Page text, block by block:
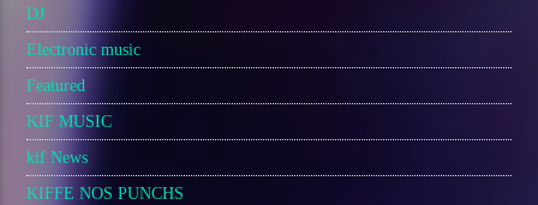
DJ
Electronic music
Featured
KIF MUSIC
kif News
KIFFE NOS PUNCHS